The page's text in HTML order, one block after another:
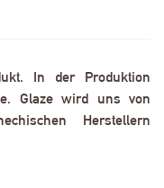
In der Produktion
Glaze wird uns von
Herstellern